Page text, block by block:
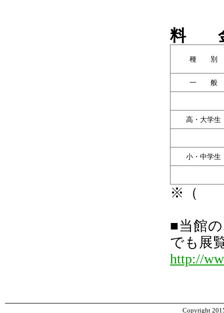
料
種 別
一 般
高・大学生
小・中学生
※（ ）
■当館
でも展
http://
Copyright